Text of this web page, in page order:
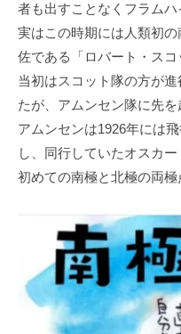
者も出すことなくフラムハ
実はこの時期には人類初
佐である「ロバート・スコ
当初はスコット隊の方が
たが、アムンセン隊に先を
アムンセンは1926年には
し、同行していたオスカ
初めての南極と北極の両極